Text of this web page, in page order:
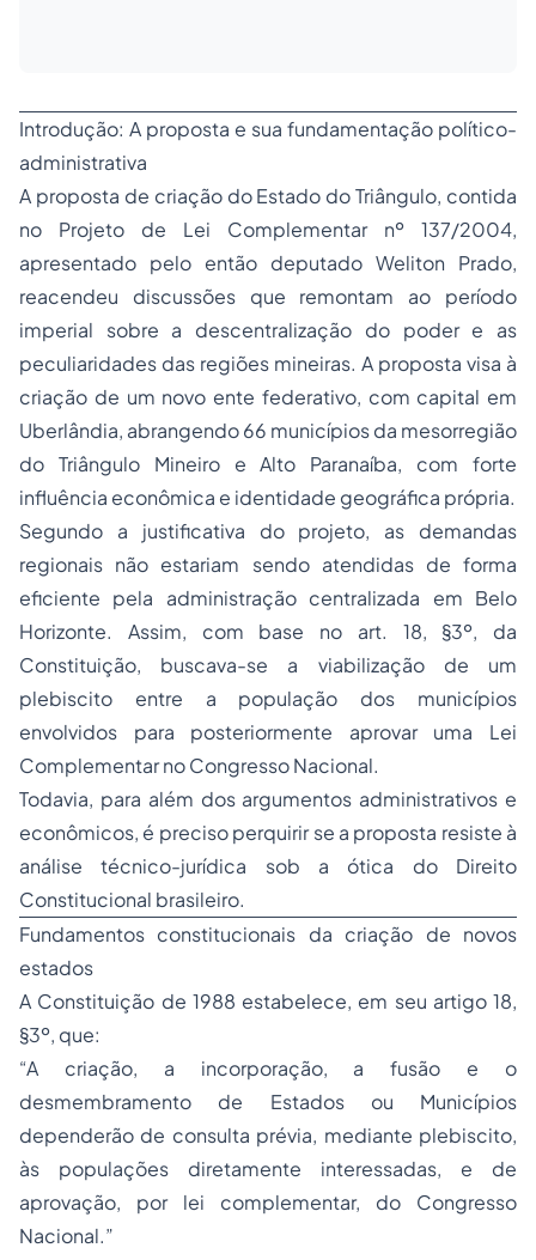
Introdução: A proposta e sua fundamentação político-
administrativa
A proposta de criação do Estado do Triângulo, contida
no Projeto de Lei Complementar nº 137/2004,
apresentado pelo então deputado Weliton Prado,
reacendeu discussões que remontam ao período
imperial sobre a descentralização do poder e as
peculiaridades das regiões mineiras. A proposta visa à
criação de um novo ente federativo, com capital em
Uberlândia, abrangendo 66 municípios da mesorregião
do Triângulo Mineiro e Alto Paranaíba, com forte
influência econômica e identidade geográfica própria.
Segundo a justificativa do projeto, as demandas
regionais não estariam sendo atendidas de forma
eficiente pela administração centralizada em Belo
Horizonte. Assim, com base no art. 18, §3º, da
Constituição, buscava-se a viabilização de um
plebiscito entre a população dos municípios
envolvidos para posteriormente aprovar uma Lei
Complementar no Congresso Nacional.
Todavia, para além dos argumentos administrativos e
econômicos, é preciso perquirir se a proposta resiste à
análise técnico-jurídica sob a ótica do Direito
Constitucional brasileiro.
Fundamentos constitucionais da criação de novos
estados
A Constituição de 1988 estabelece, em seu artigo 18,
§3º, que:
“A criação, a incorporação, a fusão e o
desmembramento de Estados ou Municípios
dependerão de consulta prévia, mediante plebiscito,
às populações diretamente interessadas, e de
aprovação, por lei complementar, do Congresso
Nacional.”